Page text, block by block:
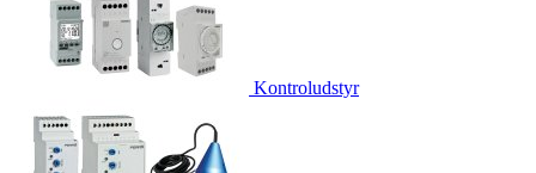
Kontroludstyr